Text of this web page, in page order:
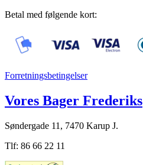
Betal med følgende kort:
Forretningsbetingelser
Vores Bager Frederiks
Søndergade 11, 7470 Karup J.
Tlf: 86 66 22 11